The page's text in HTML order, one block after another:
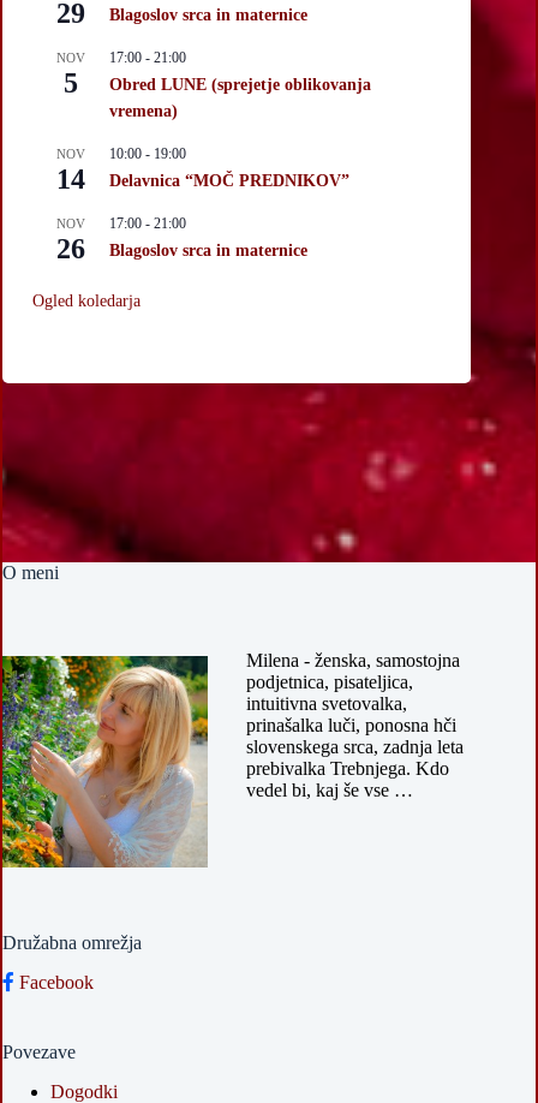
29 Blagoslov srca in maternice
NOV
5
17:00 - 21:00
Obred LUNE (sprejetje oblikovanja
vremena)
NOV
14
10:00 - 19:00
Delavnica “MOČ PREDNIKOV”
NOV
26
17:00 - 21:00
Blagoslov srca in maternice
Ogled koledarja
O meni
Milena - ženska, samostojna
podjetnica, pisateljica,
intuitivna svetovalka,
prinašalka luči, ponosna hči
slovenskega srca, zadnja leta
prebivalka Trebnjega. Kdo
vedel bi, kaj še vse …
Družabna omrežja
Facebook
Povezave
Dogodki